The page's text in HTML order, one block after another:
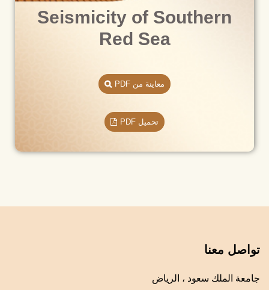
Seismicity of Southern
Red Sea
معاينة من PDF
تحميل PDF
تواصل معنا
جامعة الملك سعود ، الرياض